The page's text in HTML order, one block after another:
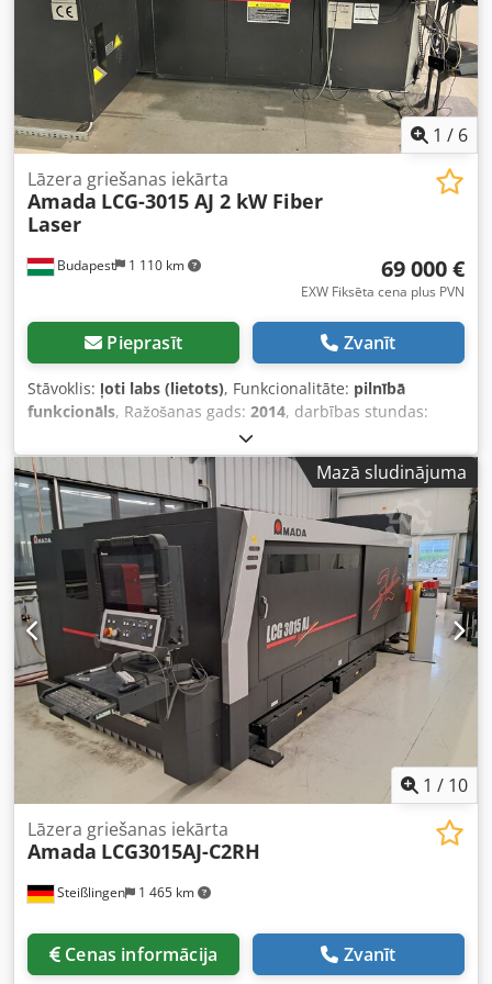
1 / 6
Budapest 1 110 km
Lāzera griešanas iekārta
Amada LCG-3015 AJ 2 kW Fiber
Laser
69 000 €
EXW Fiksēta cena plus PVN
Pieprasīt Zvanīt
Stāvoklis: ļoti labs (lietots), Funkcionalitāte: pilnībā
funkcionāls, Ražošanas gads: 2014, darbības stundas:
CNC vadība
h, lāzera jauda:2 000 W, AMADA CNC šķiedru lāzers LCG-
3015 AJ 2 kW Fiber, slīdošais galds, CT nr.: 84561000 /
Japāna / bez preferenciālas izcelsmes AMNC Multi Media
kontrolieris Lāzera jauda 2000 W AJ šķiedru lāzers Princips:
lidojošā optika 3 asu tiešās piedziņas (X/Y/Z) eļļas šāviena
funkcija Iekļauts: sensora griešanas galva, ātrās maiņas
objektīvu sistēma, griešanas objektīvi 150, 190, 190 AX mm,
NC gāzes vadība, NC fokusēšanas vadība, tīra griešana,
augstspiediena griešana, alumīnija griešanas funkcija,
gaisa attīrīšanas sistēma, drošība atbilstoši CE, šatltabla
PCLCG3015 Ražošanas gads: 2014.04. Dedpsycf N Iofx
Andskr
Mazā sludinājuma
1 / 10
Steißlingen 1 465 km
Lāzera griešanas iekārta
Amada LCG3015AJ-C2RH
Cenas informācija Zvanīt